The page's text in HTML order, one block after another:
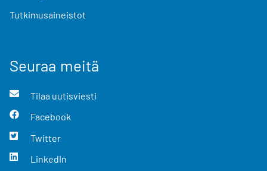
Tutkimusaineistot
Seuraa meitä
Tilaa uutisviesti
Facebook
Twitter
LinkedIn